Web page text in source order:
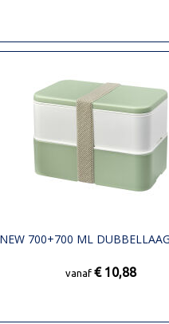
700+700 ML
vanaf € 10,88